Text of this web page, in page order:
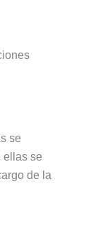
se
ellas se
de la